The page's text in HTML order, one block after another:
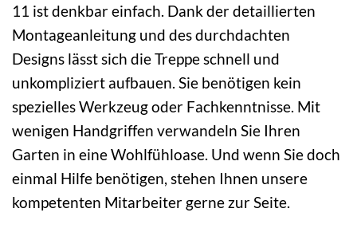
11 ist denkbar einfach. Dank der detaillierten
Montageanleitung und des durchdachten
Designs lässt sich die Treppe schnell und
unkompliziert aufbauen. Sie benötigen kein
spezielles Werkzeug oder Fachkenntnisse. Mit
wenigen Handgriffen verwandeln Sie Ihren
Garten in eine Wohlfühloase. Und wenn Sie doch
einmal Hilfe benötigen, stehen Ihnen unsere
kompetenten Mitarbeiter gerne zur Seite.